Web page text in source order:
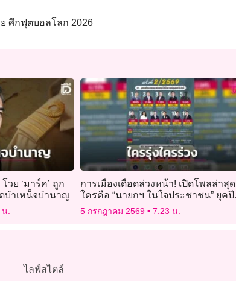
ย ศึกฟุตบอลโลก 2026
วย ‘มาร์ค’ ถูก
บำเหน็จบำนาญ
.
การเมืองเดือดล่วงหน้า! เปิดโพลล่าสุด
ใครคือ “นายกฯ ในใจประชาชน” ยุคปี
69?
5 กรกฎาคม 2569 7:23 น.
ไลฟ์สไตล์